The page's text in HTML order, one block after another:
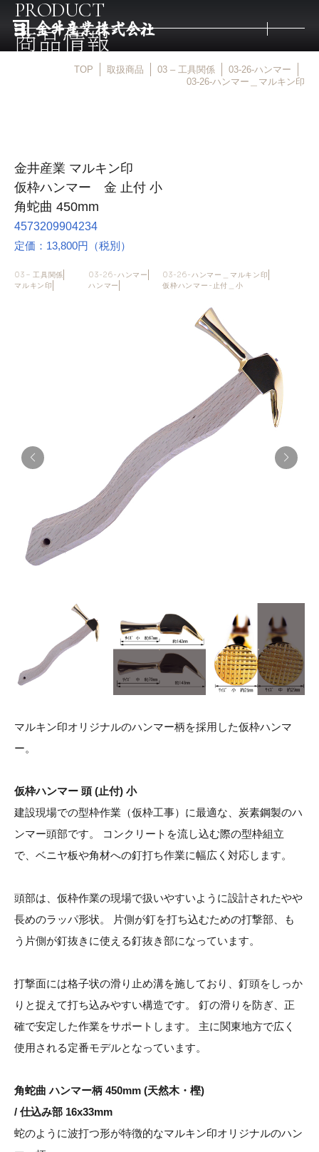
取扱メーカー
金井産業の強み
お問い合わせはこちら
PRODUCT
商品情報
TOP 取扱商品 03 – 工具関係
03-26-ハンマー
03-26-ハンマー＿マルキン印
金井産業 マルキン印
仮枠ハンマー 金 止付 小
角蛇曲 450mm
4573209904234
定価：13,800円（税別）
03 – 工具関係 03-26-ハンマー
03-26-ハンマー＿マルキン印
マルキン印
ハンマー 仮枠ハンマー-止付＿小
マルキン印オリジナルのハンマー柄を採用した仮枠ハンマ
ー。
仮枠ハンマー 頭 (止付) 小
建設現場での型枠作業（仮枠工事）に最適な、炭素鋼製のハ
ンマー頭部です。 コンクリートを流し込む際の型枠組立
で、ベニヤ板や角材への釘打ち作業に幅広く対応します。
頭部は、仮枠作業の現場で扱いやすいように設計されたやや
長めのラッパ形状。 片側が釘を打ち込むための打撃部、も
う片側が釘抜きに使える釘抜き部になっています。
打撃面には格子状の滑り止め溝を施しており、釘頭をしっか
りと捉えて打ち込みやすい構造です。 釘の滑りを防ぎ、正
確で安定した作業をサポートします。 主に関東地方で広く
使用される定番モデルとなっています。
角蛇曲 ハンマー柄 450mm (天然木・樫)
/ 仕込み部 16x33mm
蛇のように波打つ形が特徴的なマルキン印オリジナルのハン